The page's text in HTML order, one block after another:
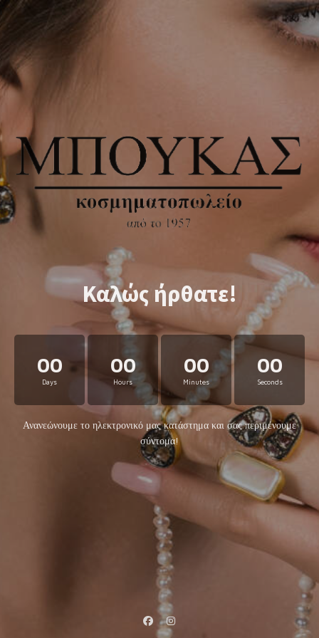
Καλώς ήρθατε!
00
Days
00
Hours
00
Minutes
00
Seconds
Ανανεώνουμε το ηλεκτρονικό μας κατάστημα και σας περιμένουμε
σύντομα!